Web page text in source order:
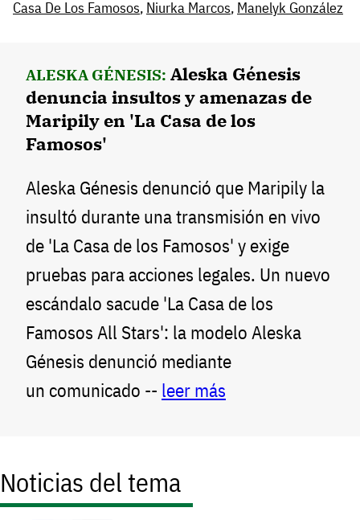
Casa De Los Famosos, Niurka Marcos, Manelyk González
ALESKA GÉNESIS: Aleska Génesis
denuncia insultos y amenazas de
Maripily en 'La Casa de los
Famosos'
Aleska Génesis denunció que Maripily la
insultó durante una transmisión en vivo
de 'La Casa de los Famosos' y exige
pruebas para acciones legales. Un nuevo
escándalo sacude 'La Casa de los
Famosos All Stars': la modelo Aleska
Génesis denunció mediante
un comunicado -- leer más
Noticias del tema